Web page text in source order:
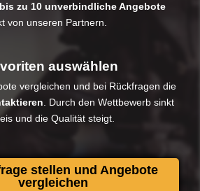
bis zu 10 unverbindliche Angebote
von unseren Partnern.
auswählen
vergleichen und bei Rückfragen die
. Durch den Wettbewerb sinkt
und die Qualität steigt.​
stellen und Angebote
vergleichen